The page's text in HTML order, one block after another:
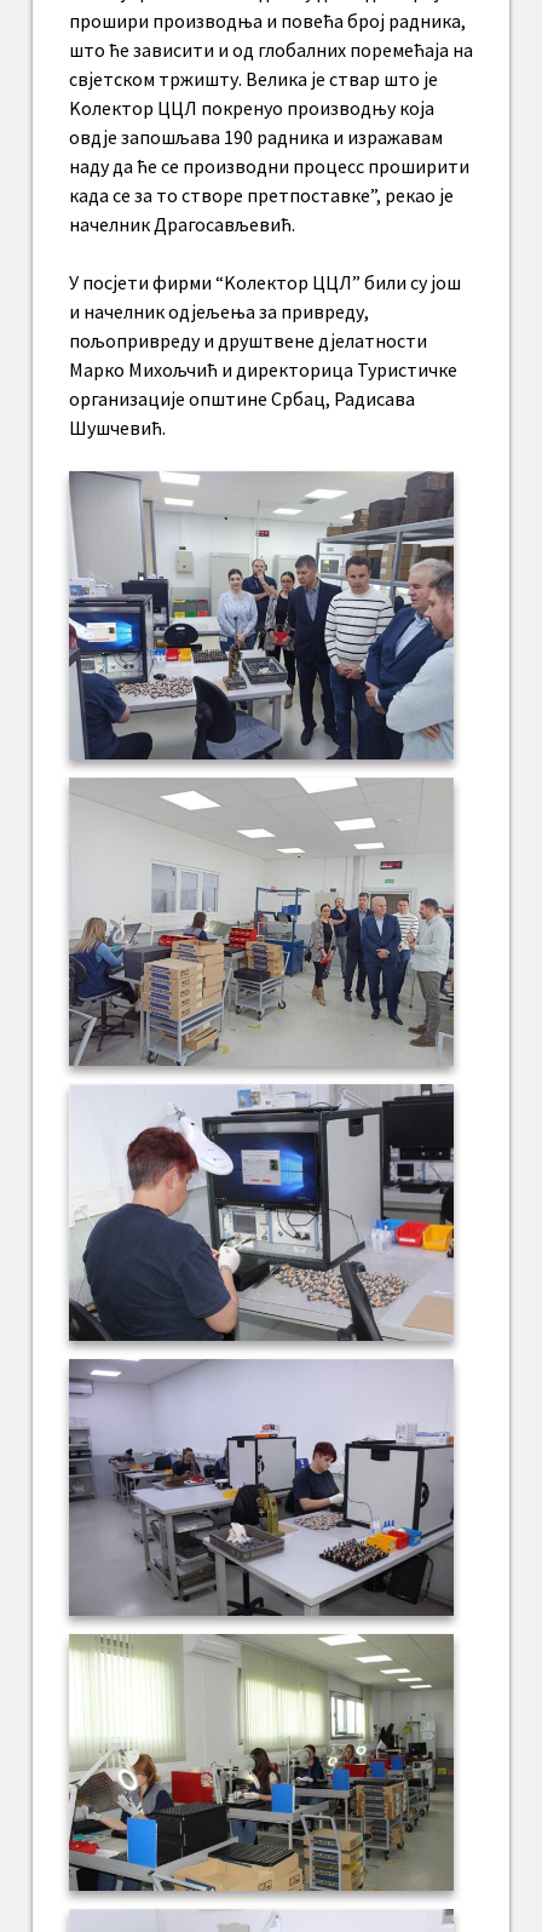
прошири производња и повећа број радника,
што ће зависити и од глобалних поремећаја на
свјетском тржишту. Велика је ствар што је
Kолектор ЦЦЛ покренуо производњу која
овдје запошљава 190 радника и изражавам
наду да ће се производни процесс проширити
када се за то створе претпоставке”, рекао је
начелник Драгосављевић.
У посјети фирми “Kолектор ЦЦЛ” били су још
и начелник одјељења за привреду,
пољопривреду и друштвене дјелатности
Марко Михољчић и директорица Туристичке
организације општине Србац, Радисава
Шушчевић.